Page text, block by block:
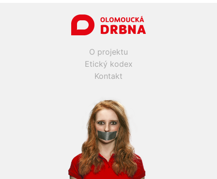
O projektu
Etický kodex
Kontakt